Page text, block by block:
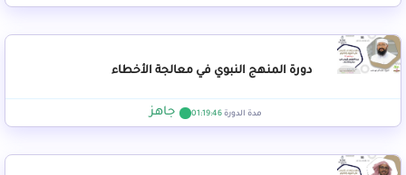
دورة المنهج النبوي في معالجة الأخطاء
مدة الدورة01:19:46 جاهز